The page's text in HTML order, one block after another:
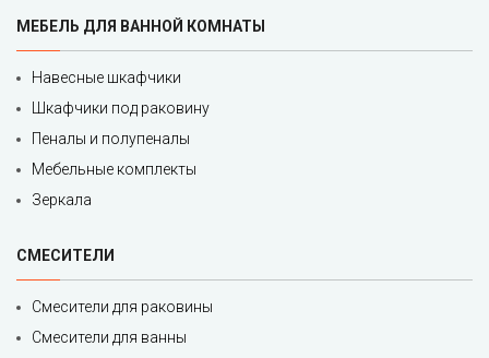
МЕБЕЛЬ ДЛЯ ВАННОЙ КОМНАТЫ
Навесные шкафчики
Шкафчики под раковину
Пеналы и полупеналы
Мебельные комплекты
Зеркала
СМЕСИТЕЛИ
Смесители для раковины
Смесители для ванны